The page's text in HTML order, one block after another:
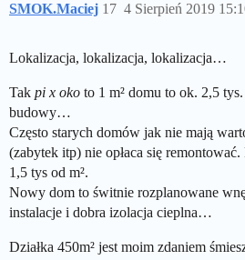
SMOK.Maciej 4 Sierpień 2019
17
Lokalizacja, lokalizacja, lokalizacja…
Tak pi x oko to 1 m² domu to ok. 2,5
budowy…
Często starych domów jak nie mają
(zabytek itp) nie opłaca się
1,5 tys od m².
Nowy dom to świtnie rozplanowane
instalacje i dobra izolacja cieplna…
Działka 450m² jest moim zdaniem